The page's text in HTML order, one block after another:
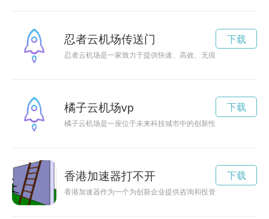
忍者云机场传送门
忍者云机场是一家致力于提供快速、高效、无痕旅行体验的航
下载
橘子云机场vp
橘子云机场是一座位于未来科技城市中的创新性机场，以其独
下载
香港加速器打不开
香港加速器作为一个为创新企业提供咨询和投资服务的平台，
下载